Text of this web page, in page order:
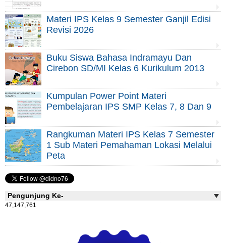
Materi IPS Kelas 9 Semester Ganjil Edisi
Revisi 2026
Buku Siswa Bahasa Indramayu Dan
Cirebon SD/MI Kelas 6 Kurikulum 2013
Kumpulan Power Point Materi
Pembelajaran IPS SMP Kelas 7, 8 Dan 9
Rangkuman Materi IPS Kelas 7 Semester
1 Sub Materi Pemahaman Lokasi Melalui
Peta
Pengunjung Ke-
47,147,761